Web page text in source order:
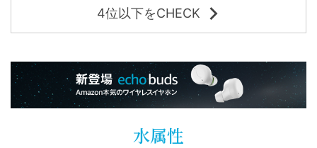
4位以下をCHECK
水属性